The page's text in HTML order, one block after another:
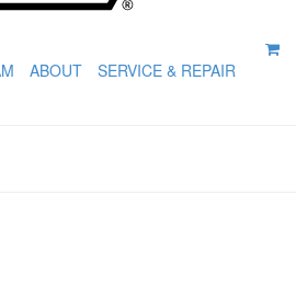
ABOUT
SERVICE & REPAIR